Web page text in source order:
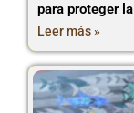
para proteger
Leer más »